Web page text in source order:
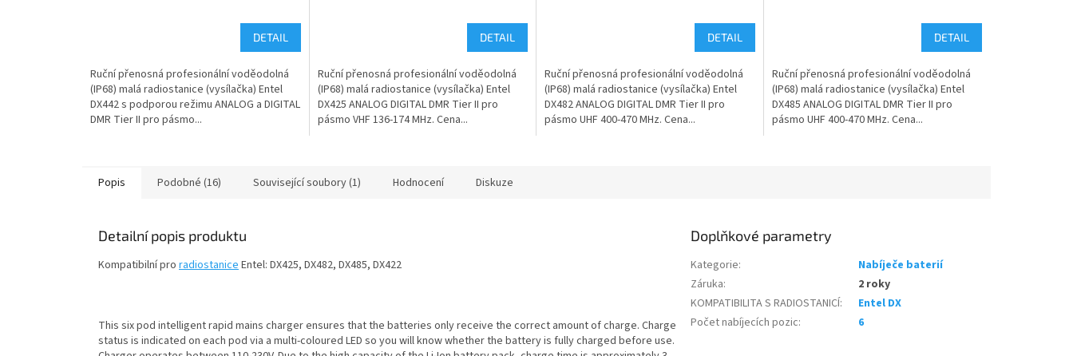
DETAIL
Ruční přenosná profesionální voděodolná
(IP68) malá radiostanice (vysílačka) Entel
DX442 s podporou režimu ANALOG a DIGITAL
DMR Tier II pro pásmo...
DETAIL
Ruční přenosná profesionální voděodolná
(IP68) malá radiostanice (vysílačka) Entel
DX425 ANALOG DIGITAL DMR Tier II pro
pásmo VHF 136-174 MHz. Cena...
DETAIL
Ruční přenosná profesionální voděodolná
(IP68) malá radiostanice (vysílačka) Entel
DX482 ANALOG DIGITAL DMR Tier II pro
pásmo UHF 400-470 MHz. Cena...
DETAIL
Ruční přenosná profesionální voděodolná
(IP68) malá radiostanice (vysílačka) Entel
DX485 ANALOG DIGITAL DMR Tier II pro
pásmo UHF 400-470 MHz. Cena...
Popis Podobné (16) Související soubory (1) Hodnocení Diskuze
Detailní popis produktu
Kompatibilní pro radiostanice Entel: DX425, DX482, DX485, DX422
This six pod intelligent rapid mains charger ensures that the batteries only receive the correct amount of charge. Charge
status is indicated on each pod via a multi-coloured LED so you will know whether the battery is fully charged before use.
Doplňkové parametry
Kategorie:
Nabíječe baterií
Záruka:
2 roky
KOMPATIBILITA S RADIOSTANICÍ:
Entel DX
Počet nabíjecích pozic: 6